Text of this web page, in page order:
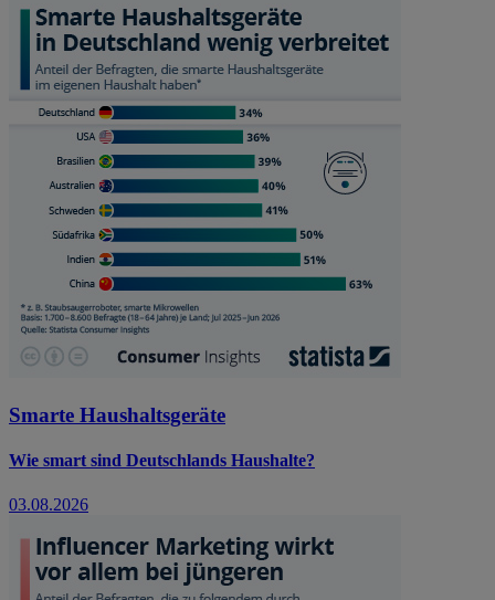
Smarte Haushaltsgeräte
Wie smart sind Deutschlands Haushalte?
03.08.2026